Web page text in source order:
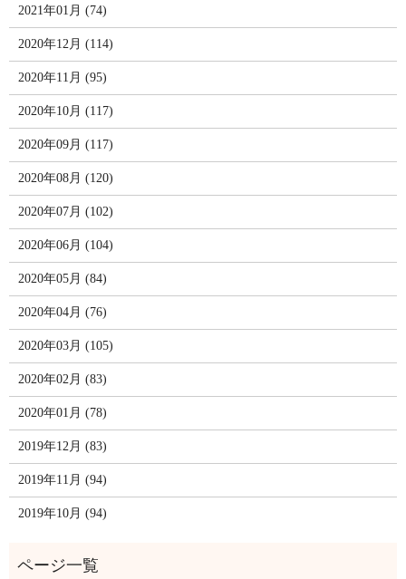
2021年01月 (74)
2020年12月 (114)
2020年11月 (95)
2020年10月 (117)
2020年09月 (117)
2020年08月 (120)
2020年07月 (102)
2020年06月 (104)
2020年05月 (84)
2020年04月 (76)
2020年03月 (105)
2020年02月 (83)
2020年01月 (78)
2019年12月 (83)
2019年11月 (94)
2019年10月 (94)